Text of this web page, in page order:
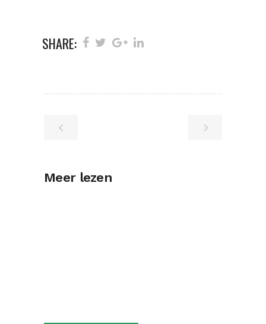
SHARE:
Meer lezen